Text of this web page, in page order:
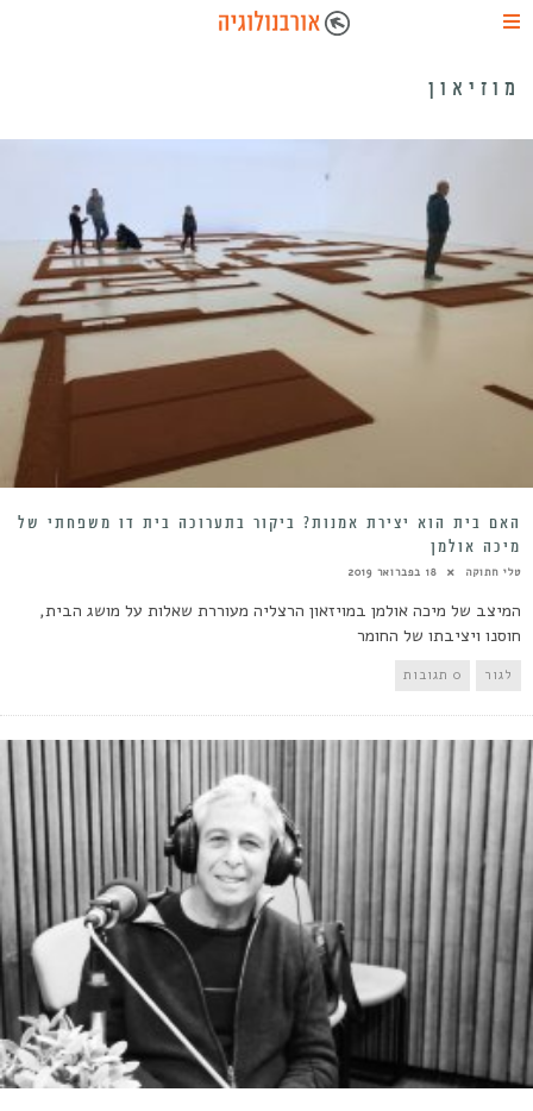
מוזיאון
האם בית הוא יצירת אמנות? ביקור בתערוכה בית דו משפחתי של
מיכה אולמן
טלי חתוקה 18 בפברואר 2019
המיצב של מיכה אולמן במויזאון הרצליה מעוררת שאלות על מושג הבית,
חוסנו ויציבתו של החומר
לגור 0 תגובות